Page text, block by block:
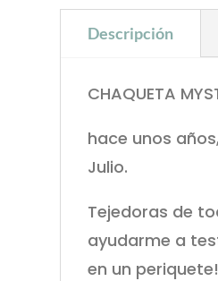
Descripción
CHAQUETA
hace unos
Julio.
Tejedoras de
ayudarme a
en un periquete!